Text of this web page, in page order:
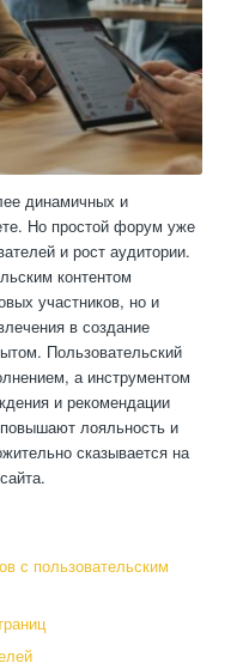
динамичных и
Но простой форум уже
и рост аудитории.
контентом
участников, но и
в создание
Пользовательский
а инструментом
и рекомендации
лояльность и
сказывается на
с пользовательским